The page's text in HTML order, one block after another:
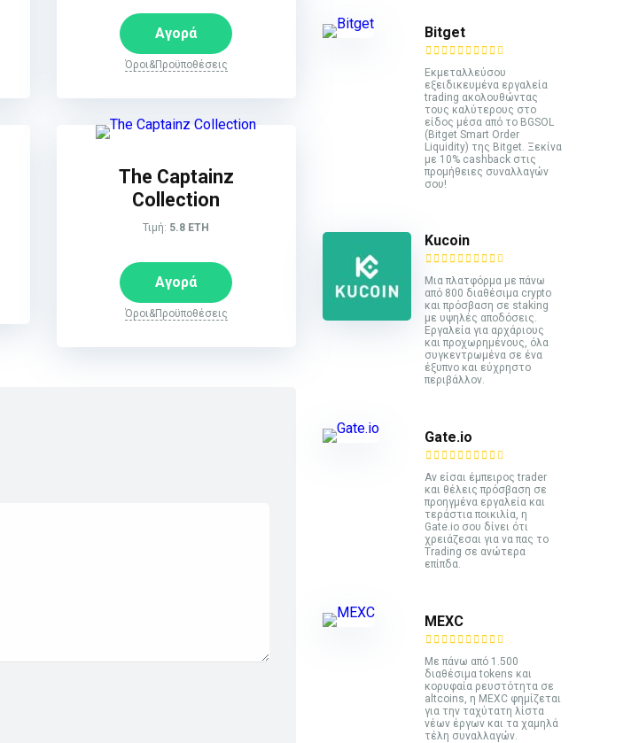
Αγορά
Όροι&Προϋποθέσεις
The Captainz
Collection
Τιμή: 5.8 ETH
Αγορά
Όροι&Προϋποθέσεις
Bitget
Εκμεταλλεύσου
εξειδικευμένα εργαλεία
trading ακολουθώντας
τους καλύτερους στο
είδος μέσα από το BGSOL
(Bitget Smart Order
Liquidity) της Bitget. Ξεκίνα
με 10% cashback στις
προμήθειες συναλλαγών
σου!
Kucoin
Mια πλατφόρμα με πάνω
από 800 διαθέσιμα crypto
και πρόσβαση σε staking
με υψηλές αποδόσεις.
Εργαλεία για αρχάριους
και προχωρημένους, όλα
συγκεντρωμένα σε ένα
έξυπνο και εύχρηστο
περιβάλλον.
Gate.io
Αν είσαι έμπειρος trader
και θέλεις πρόσβαση σε
προηγμένα εργαλεία και
τεράστια ποικιλία, η
Gate.io σου δίνει ότι
χρειάζεσαι για να πας το
Trading σε ανώτερα
επίπδα.
MEXC
Με πάνω από 1.500
διαθέσιμα tokens και
κορυφαία ρευστότητα σε
altcoins, η MEXC φημίζεται
για την ταχύτατη λίστα
νέων έργων και τα χαμηλά
τέλη συναλλαγών.